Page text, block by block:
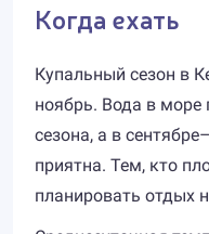
Когда ехать
Купальный сезон в
ноябрь. Вода в море
сезона, а в
приятна. Тем, кто
планировать отдых